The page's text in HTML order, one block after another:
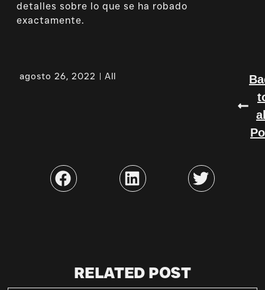
detalles sobre lo que se ha robado
exactamente.
agosto 26, 2022 All
RELATED POST